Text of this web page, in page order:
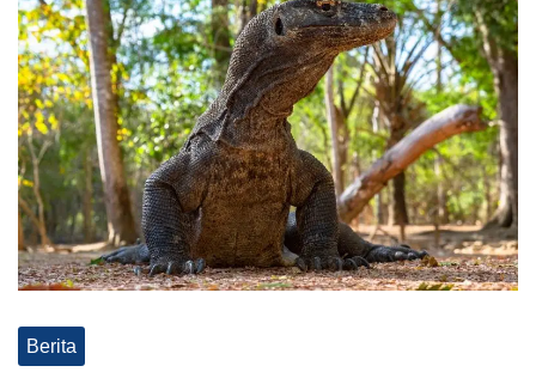
Berita